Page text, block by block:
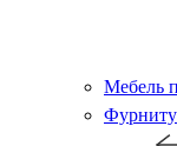
Мебель